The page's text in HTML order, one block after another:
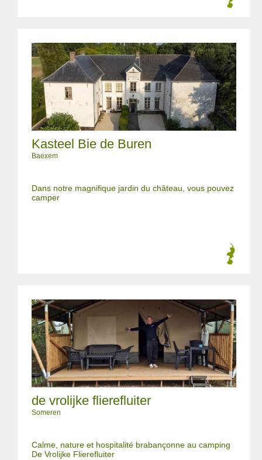
Kasteel Bie de Buren
Baexem
Dans notre magnifique jardin du château, vous pouvez
camper
de vrolijke flierefluiter
Someren
Calme, nature et hospitalité brabançonne au camping
De Vrolijke Flierefluiter